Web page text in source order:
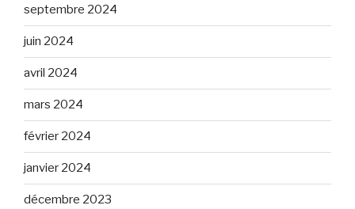
septembre 2024
juin 2024
avril 2024
mars 2024
février 2024
janvier 2024
décembre 2023